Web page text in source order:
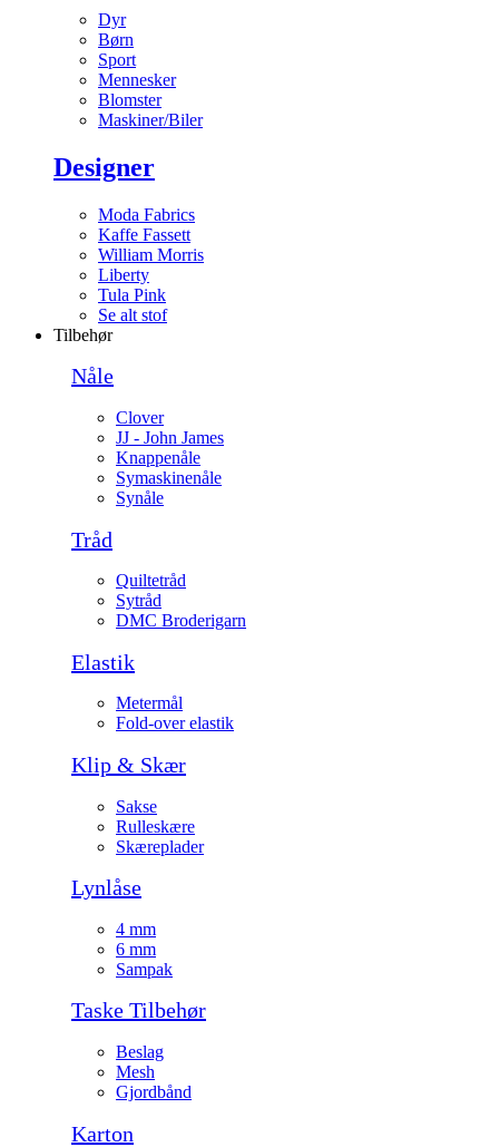
Dyr
Børn
Sport
Mennesker
Blomster
Maskiner/Biler
Designer
Moda Fabrics
Kaffe Fassett
William Morris
Liberty
Tula Pink
Se alt stof
Tilbehør
Nåle
Clover
JJ - John James
Knappenåle
Symaskinenåle
Synåle
Tråd
Quiltetråd
Sytråd
DMC Broderigarn
Elastik
Metermål
Fold-over elastik
Klip & Skær
Sakse
Rulleskære
Skæreplader
Lynlåse
4 mm
6 mm
Sampak
Taske Tilbehør
Beslag
Mesh
Gjordbånd
Karton